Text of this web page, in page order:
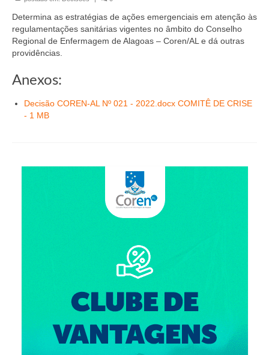
Conselheiros e Diretoria
Câmaras Técnicas
Governança
Eleições Triênio 2027-2029
Eleições 2023
Agenda do presidente
Eleições
Responsabilidade Técnica
Determina as estratégias de ações emergenciais em atenção às
regulamentações sanitárias vigentes no âmbito do Conselho
Regional de Enfermagem de Alagoas – Coren/AL e dá outras
providências.
Anexos:
Decisão COREN-AL Nº 021 - 2022.docx COMITÊ DE CRISE
- 1 MB